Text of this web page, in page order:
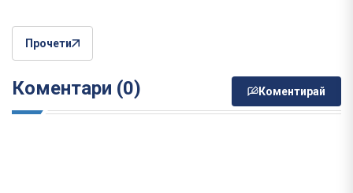
Прочети
Коментари (0) Коментирай